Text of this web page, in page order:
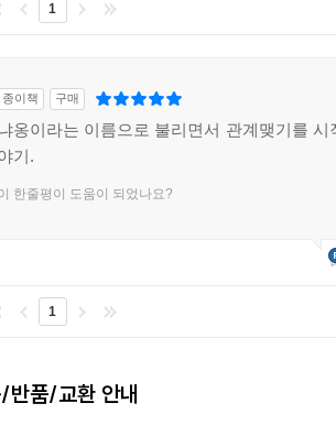
1
종이책 구매
옹이라는 이름으로 불리면서 관계맺기를 시
기.
한줄평이 도움이 되었나요?
1
반품/교환 안내